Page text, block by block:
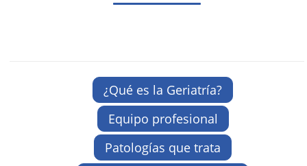
¿Qué es la Geriatría?
Equipo profesional
Patologías que trata